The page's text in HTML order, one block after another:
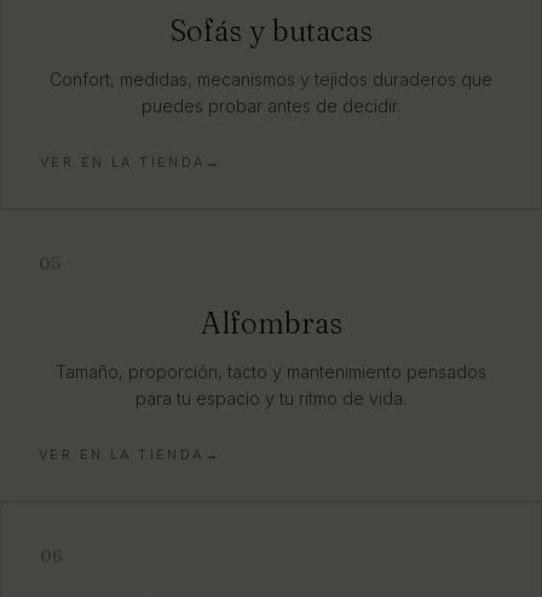
Sofás y butacas
Confort, medidas, mecanismos y tejidos duraderos que
puedes probar antes de decidir.
VER EN LA TIENDA→
05
Alfombras
Tamaño, proporción, tacto y mantenimiento pensados
para tu espacio y tu ritmo de vida.
VER EN LA TIENDA→
06